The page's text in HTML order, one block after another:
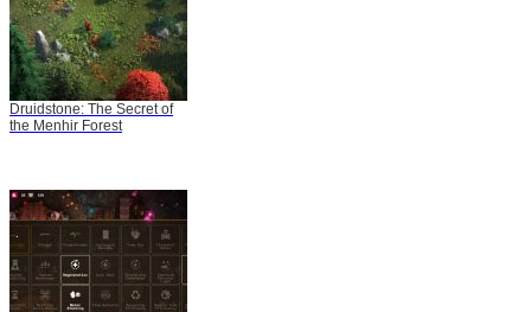
Druidstone: The Secret of
the Menhir Forest